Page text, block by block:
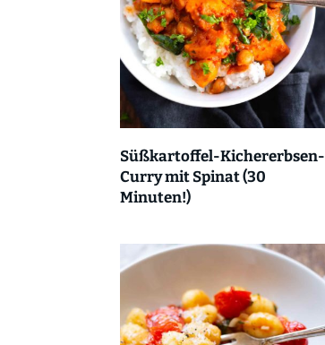
Süßkartoffel-Kichererbsen-
Curry mit Spinat (30
Minuten!)